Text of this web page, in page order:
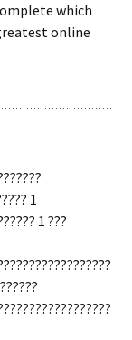
which
online
1
1 ???